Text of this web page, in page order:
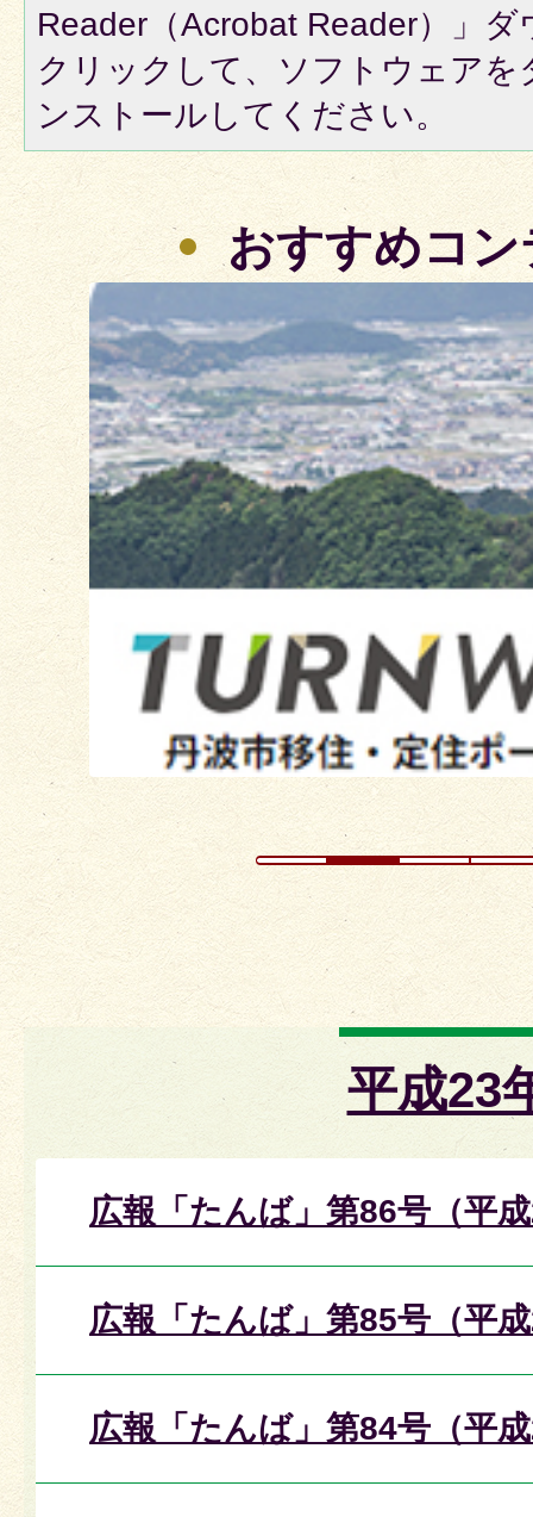
Reader（Acrobat Reader）」
クリックして、ソフトウェア
ンストールしてください。
おすすめコ
3
枚
目
の
ス
平成23
広報「たんば」第86号（平
広報「たんば」第85号（平
広報「たんば」第84号（平